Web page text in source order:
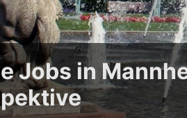
Jobs in